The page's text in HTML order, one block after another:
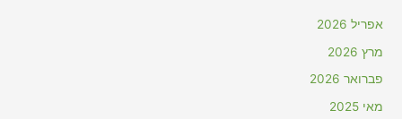
אפריל 2026
מרץ 2026
פברואר 2026
מאי 2025